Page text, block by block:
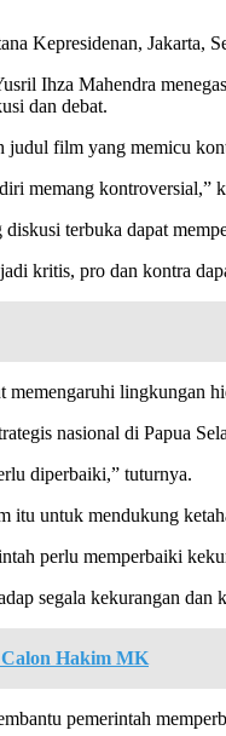
Kepresidenan, Jakarta,
Ihza Mahendra
dan debat.
judul film yang memicu
memang kontroversial,”
terbuka dapat
kritis, pro dan kontra
lingkungan
nasional di Papua
diperbaiki,” tuturnya.
itu untuk mendukung
perlu memperbaiki
segala kekurangan dan
Hakim MK
pemerintah